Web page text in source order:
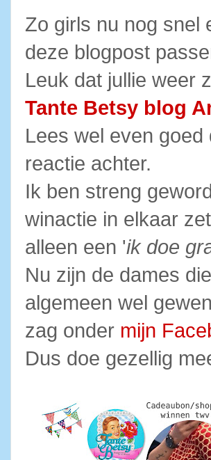
Zo girls nu nog snel
deze blogpost
Leuk dat jullie weer
Tante Betsy blog
Lees wel even
reactie achter.
Ik ben streng
winactie in elkaar
alleen een 'ik doe
Nu zijn de dames
algemeen wel
zag onder mijn
Dus doe gezellig